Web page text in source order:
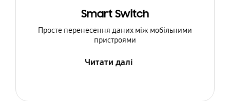
Smart Switch
Просте перенесення даних між мобільними
пристроями
Читати далі